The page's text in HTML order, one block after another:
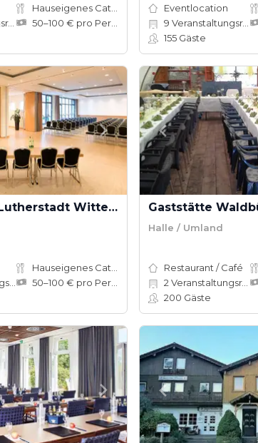
Eventlocation
9 Veranstaltungsräume
155 Gäste
martas Hotel Lutherstadt Wittenberg Gaststätte
Halle / Umland
Restaurant / Café
2 Veranstaltungsräume
200 Gäste